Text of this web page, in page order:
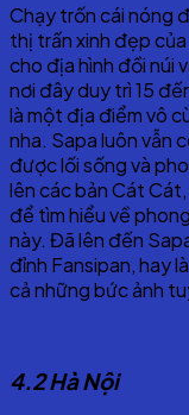
Chạy trốn cái nóng
thị trấn xinh đẹp
cho địa hình đồi núi
nơi đây duy trì 15
là một địa điểm vô
nha. Sapa luôn vẫn
được lối sống và
lên các bản Cát Cát,
để tìm hiểu về
này. Đã lên đến
đỉnh Fansipan, hay
cả những bức ảnh
4.2 Hà Nội